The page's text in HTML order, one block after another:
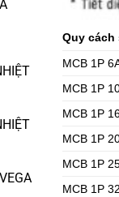
Quy cách
MCB 1P
MCB 1P
MCB 1P
MCB 1P
MCB 1P
MCB 1P